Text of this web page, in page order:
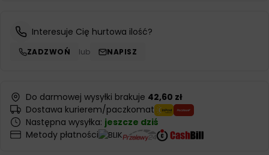
Interesuje Cię hurtowa ilość?
ZADZWOŃ lub NAPISZ
Do darmowej wysyłki brakuje 42,60 zł
Dostawa kurierem/paczkomat
Następna wysyłka: jeszcze dziś
Metody płatności